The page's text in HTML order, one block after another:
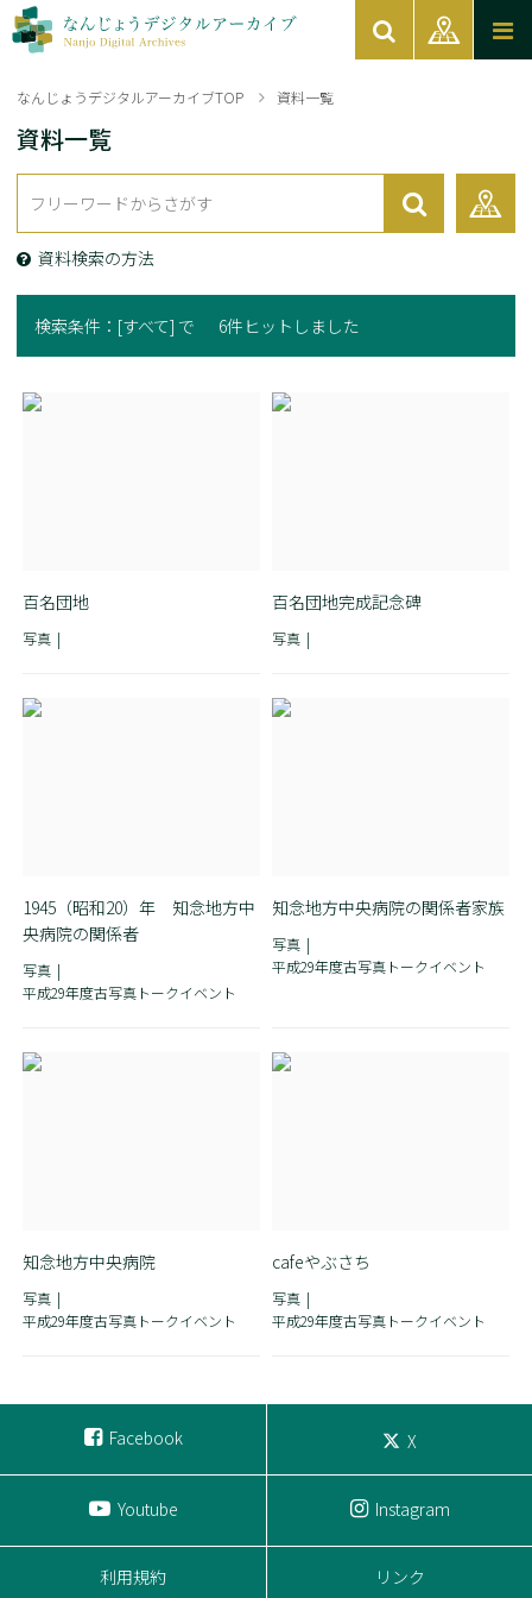
なんじょうデジタルアーカイブTOP 資料一覧
資料一覧
資料検索の方法
検索条件： [すべて] で 6件ヒットしました
百名団地
写真
百名団地完成記念碑
写真
1945（昭和20）年 知念地方中
央病院の関係者
写真
平成29年度古写真トークイベント
知念地方中央病院の関係者家族
写真
平成29年度古写真トークイベント
知念地方中央病院
写真
平成29年度古写真トークイベント
cafeやぶさち
写真
平成29年度古写真トークイベント
Facebook X
Youtube Instagram
利用規約 リンク